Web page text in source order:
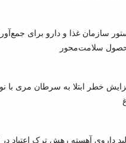
سلامت‌محور
خطر ابتلا به سرطان مری با
داروی آهسته رهش ترک اعتیاد